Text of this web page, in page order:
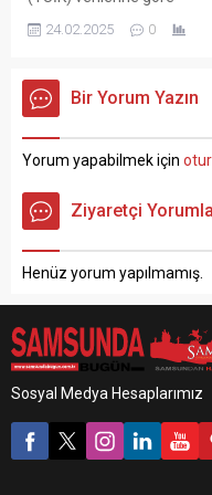
Samsun’da geçen yıla
oranla boşanma sayıları
TÜİK, evlenme ve boşanma
istatistiklerini paylaştı.
sayısı 2023 yılında 567 bin
11 iken, 2024 yılında 568 bin
395 oldu. Bin nüfus başına
düşen evlenme sayısını
hızı 2024...
24.02.2025 0
Bir Yorum Yazın
Yorum yapabilmek için
Ziyaretçi
Henüz yorum yapılmamış.
Sosyal Medya Hesaplarımız